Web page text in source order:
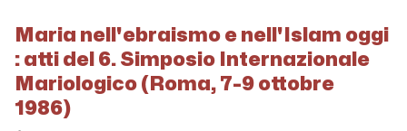
Maria nell'ebraismo e nell'Islam oggi
: atti del 6. Simposio Internazionale
Mariologico (Roma, 7-9 ottobre
1986)